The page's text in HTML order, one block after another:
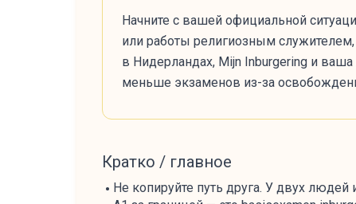
Начните с вашей официальной
или работы религиозным
в Нидерландах, Mijn Inburgering и
меньше экзаменов из-за
Кратко / главное
Не копируйте путь друга. У двух людей